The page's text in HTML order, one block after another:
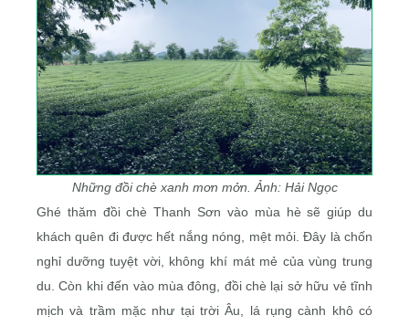
Những đồi chè xanh mơn mởn. Ảnh: Hải Ngọc
Ghé thăm đồi chè Thanh Sơn vào mùa hè sẽ giúp du
khách quên đi được hết nắng nóng, mệt mỏi. Đây là chốn
nghỉ dưỡng tuyệt vời, không khí mát mẻ của vùng trung
du. Còn khi đến vào mùa đông, đồi chè lại sở hữu vẻ tĩnh
mịch và trầm mặc như tại trời Âu, lá rụng cành khô có